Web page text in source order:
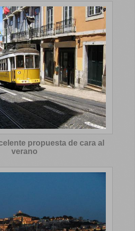
propuesta de cara al
verano